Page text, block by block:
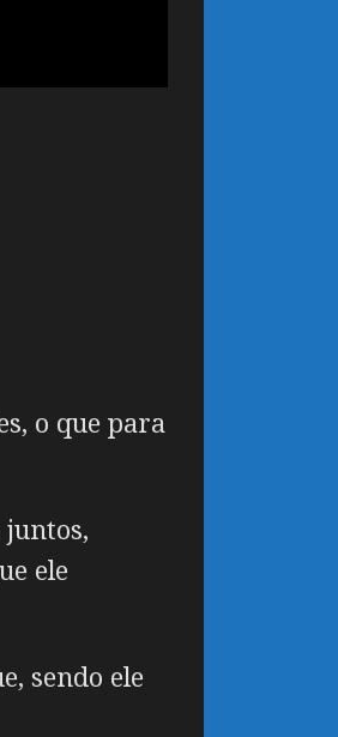
o que para
ele
sendo ele